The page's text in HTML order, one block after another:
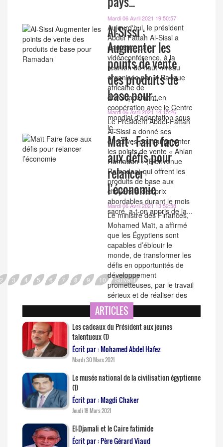
Mardi 06 Avril 2021 19:50:57
Aujourd'hui, le président
Abdel Fattah Al-Sissi a
participé, par
vidéoconférence, à la
réunion de haut niveau
organisée par la Banque
africaine de
développement en
coopération avec le Centre
mondial d'adaptation sous
le...
Al-Sissi :
Augmenter les
points de vente
des produits de
base pour...
Mardi 06 Avril 2021 14:15:26
Le Président Abdel-Fattah
Al-Sissi a donné ses
directives pour augmenter
les points de vente « Ahlan
Ramadan » (Bienvenue
Ramadan) qui offrent les
produits de base aux
citoyens à des prix
abordables durant le mois
sacré, a-t-on appris de la...
Maït : Faire face
aux défis pour
relancer
l’économie
Mardi 06 Avril 2021 13:52:58
Le ministre des Finances,
Mohamed Maït, a affirmé
que les Égyptiens sont
capables d’éblouir le
monde, de transformer les
défis en opportunités de
développement
prometteuses, par le travail
sérieux et de réaliser des
exploits...
2 3 4 5 6 7 8 9 10 Suivant
ARTICLES
Les cadeaux du Président aux jeunes
talentueux (1)
Écrit par : Mohamed Abdel Hafez
Mardi 30 Mars 2021
Le musée national de la civilisation égyptienne
(1)
Écrit par : Magdi Chaker
Jeudi 18 Mars 2021
El-Djamali et le Caire fatimide
Écrit par : Père Gérard Viaud